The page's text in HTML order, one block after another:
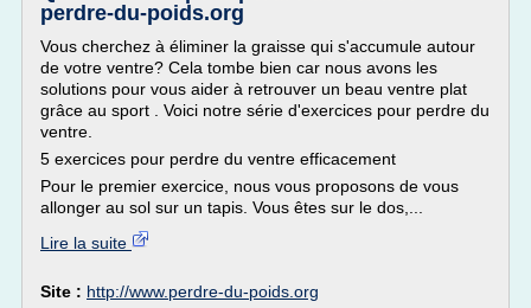
perdre-du-poids.org
Vous cherchez à éliminer la graisse qui s'accumule autour
de votre ventre? Cela tombe bien car nous avons les
solutions pour vous aider à retrouver un beau ventre plat
grâce au sport . Voici notre série d'exercices pour perdre du
ventre.
5 exercices pour perdre du ventre efficacement
Pour le premier exercice, nous vous proposons de vous
allonger au sol sur un tapis. Vous êtes sur le dos,...
Lire la suite
Site : http://www.perdre-du-poids.org